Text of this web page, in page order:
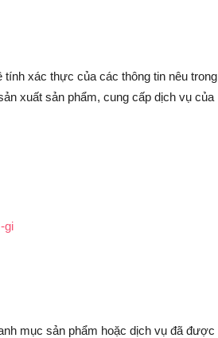
xác thực của các thông tin nêu trong
xuất sản phẩm, cung cấp dịch vụ của
mục sản phẩm hoặc dịch vụ đã được